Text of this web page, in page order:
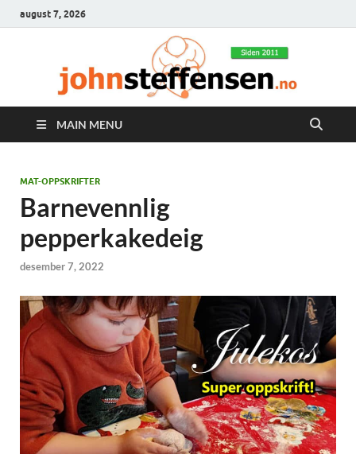
august 7, 2026
MAIN MENU
MAT-OPPSKRIFTER
Barnevennlig
pepperkakedeig
desember 7, 2022